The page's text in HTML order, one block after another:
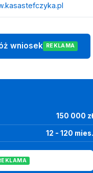
wniosek REKLAMA
150 000 zł
12 - 120 mies.